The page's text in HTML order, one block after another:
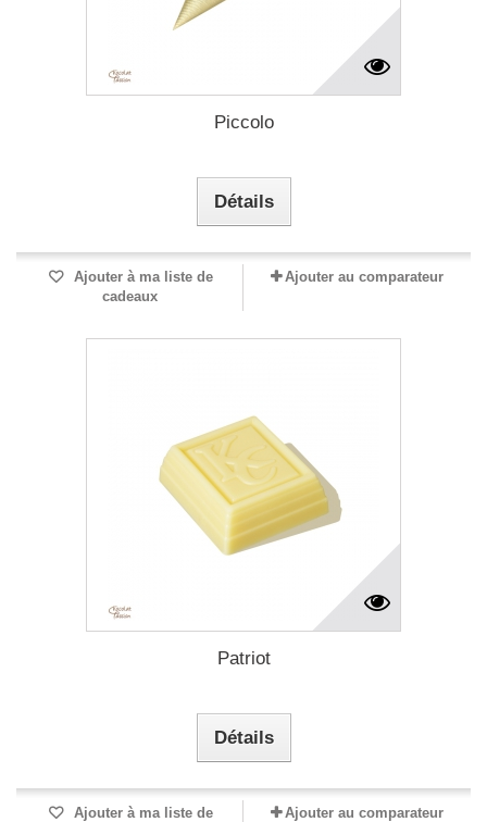
Piccolo
Détails
Ajouter à ma liste de
cadeaux
Ajouter au comparateur
Patriot
Détails
Ajouter à ma liste de Ajouter au comparateur